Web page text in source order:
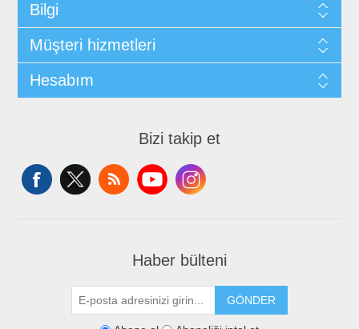
Bilgi
Müşteri hizmetleri
Hesabım
Bizi takip et
Haber bülteni
GÖNDER